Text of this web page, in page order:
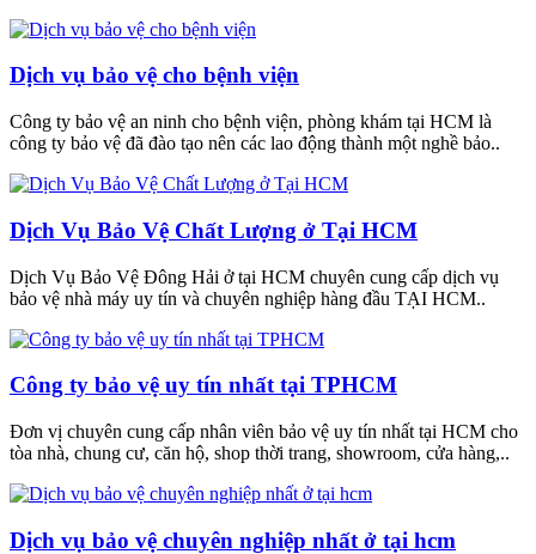
Dịch vụ bảo vệ cho bệnh viện
Công ty bảo vệ an ninh cho bệnh viện, phòng khám tại HCM là
công ty bảo vệ đã đào tạo nên các lao động thành một nghề bảo..
Dịch Vụ Bảo Vệ Chất Lượng ở Tại HCM
Dịch Vụ Bảo Vệ Đông Hải ở tại HCM chuyên cung cấp dịch vụ
bảo vệ nhà máy uy tín và chuyên nghiệp hàng đầu TẠI HCM..
Công ty bảo vệ uy tín nhất tại TPHCM
Đơn vị chuyên cung cấp nhân viên bảo vệ uy tín nhất tại HCM cho
tòa nhà, chung cư, căn hộ, shop thời trang, showroom, cửa hàng,..
Dịch vụ bảo vệ chuyên nghiệp nhất ở tại hcm